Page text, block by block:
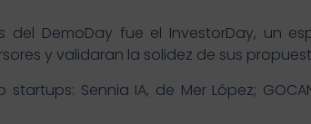
del DemoDay fue el InvestorDay, un
y validaran la solidez de sus
Sennia IA, de Mer López;